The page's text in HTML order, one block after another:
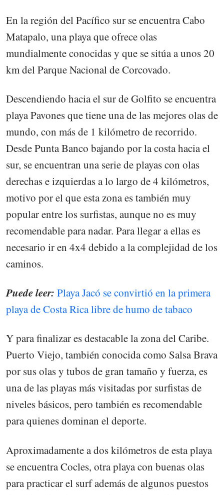
En la región del Pacífico sur se encuentra Cabo
Matapalo, una playa que ofrece olas
mundialmente conocidas y que se sitúa a unos 20
km del Parque Nacional de Corcovado.
Descendiendo hacia el sur de Golfito se encuentra
playa Pavones que tiene una de las mejores olas de
mundo, con más de 1 kilómetro de recorrido.
Desde Punta Banco bajando por la costa hacia el
sur, se encuentran una serie de playas con olas
derechas e izquierdas a lo largo de 4 kilómetros,
motivo por el que esta zona es también muy
popular entre los surfistas, aunque no es muy
recomendable para nadar. Para llegar a ellas es
necesario ir en 4x4 debido a la complejidad de los
caminos.
Puede leer: Playa Jacó se convirtió en la primera
playa de Costa Rica libre de humo de tabaco
Y para finalizar es destacable la zona del Caribe.
Puerto Viejo, también conocida como Salsa Brava
por sus olas y tubos de gran tamaño y fuerza, es
una de las playas más visitadas por surfistas de
niveles básicos, pero también es recomendable
para quienes dominan el deporte.
Aproximadamente a dos kilómetros de esta playa
se encuentra Cocles, otra playa con buenas olas
para practicar el surf además de algunos puestos